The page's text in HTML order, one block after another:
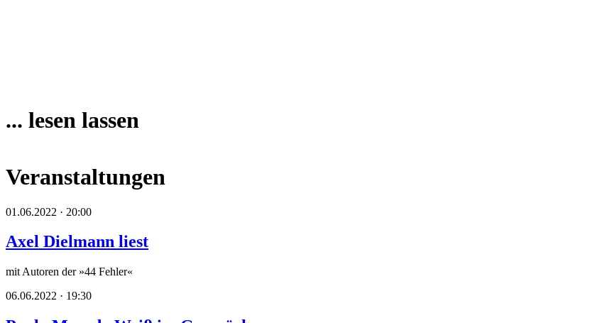
... lesen lassen
Veranstaltungen
01.06.2022 · 20:00
Axel Dielmann liest
mit Autoren der »44 Fehler«
06.06.2022 · 19:30